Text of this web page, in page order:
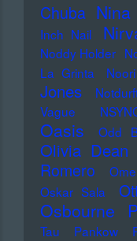
Chuba Nina
Inch Nail
Noddy Holder
La Grinta
Jones
Vague
Oasis Odd
Olivia Dean
Romero
Oskar Sala
Osbourne
Tau
Pankow